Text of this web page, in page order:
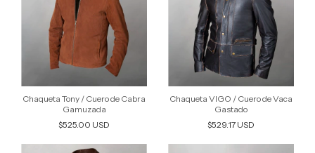
Chaqueta Tony / Cuero de Cabra
Gamuzada
$525.00 USD
Chaqueta VIGO / Cuero de Vaca
Gastado
$529.17 USD